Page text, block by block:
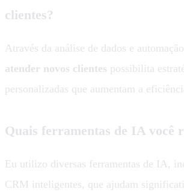
clientes?
Através da análise de dados e
atender novos clientes possibilita
personalizadas que aumentam a
Quais ferramentas de IA você
Eu utilizo diversas ferramentas de IA,
CRM inteligentes, que ajudam